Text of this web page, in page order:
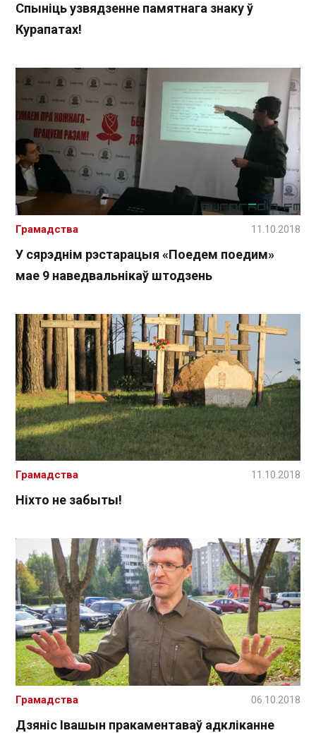
Спыніць узвядзенне памятнага знаку ў
Курапатах!
У сярэднім рэстарацыя «Поедем поедим»
мае 9 наведвальнікаў штодзень
Грамадства 11.10.2018
Ніхто не забыты!
Грамадства 11.10.2018
Дзяніс Івашын пракаментаваў адкліканне
Грамадства 06.10.2018